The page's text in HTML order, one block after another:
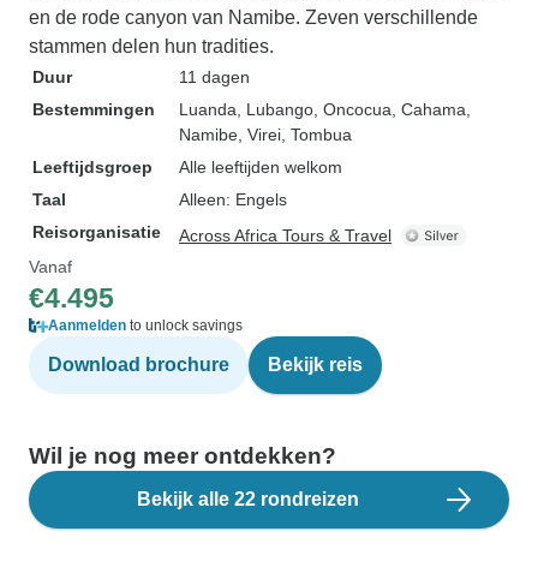
en de rode canyon van Namibe. Zeven verschillende
stammen delen hun tradities.
Duur
11 dagen
Bestemmingen
Luanda , Lubango , Oncocua , Cahama
Namibe , Virei , Tombua
Leeftijdsgroep
Alle leeftijden welkom
Taal
Alleen: Engels
Reisorganisatie
Across Africa Tours & Travel
Vanaf
€4.495
Aanmelden to unlock savings
Download brochure Bekijk reis
Wil je nog meer ontdekken?
Bekijk alle 22 rondreizen